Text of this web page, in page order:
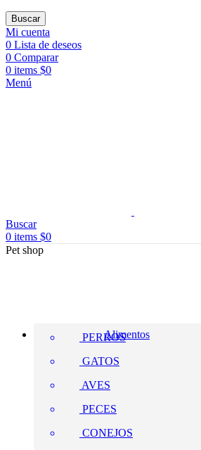
Buscar
Mi cuenta
0 Lista de deseos
0 Comparar
0 items $0
Menú
Buscar
0 items $0
Pet shop
Alimentos
PERROS
GATOS
AVES
PECES
CONEJOS